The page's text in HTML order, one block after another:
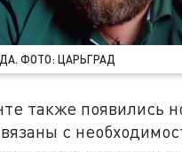
ФОТО: ЦАРЬГРАД
также появились
с